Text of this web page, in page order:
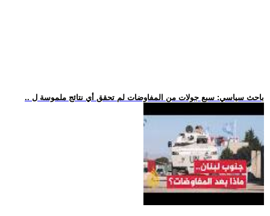
.. باحث سياسي: سبع جولات من المفاوضات لم تحقق أي نتائج ملموسة ل